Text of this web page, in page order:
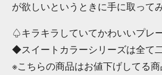
が欲しいというときに手に取って
♤キラキラしていてかわいいプレ
◆スイートカラーシリーズは全て
※こちらの商品はお値下げしてる